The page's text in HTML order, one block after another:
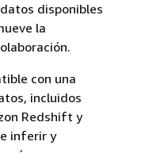
disponibles
la
con una
incluidos
Redshift y
inferir y